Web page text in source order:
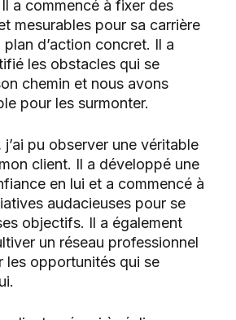
a commencé à fixer des
mesurables pour sa carrière
d’action concret. Il a
les obstacles qui se
chemin et nous avons
pour les surmonter.
pu observer une véritable
client. Il a développé une
en lui et a commencé à
audacieuses pour se
objectifs. Il a également
un réseau professionnel
les opportunités qui se